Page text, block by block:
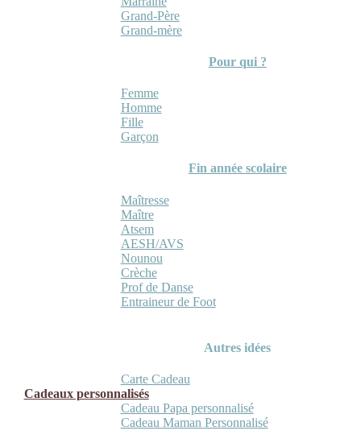
Grand-Père
Grand-mère
Pour qui ?
Femme
Homme
Fille
Garçon
Fin année scolaire
Maîtresse
Maître
Atsem
AESH/AVS
Nounou
Crèche
Prof de Danse
Entraineur de Foot
Autres idées
Carte Cadeau
Cadeaux personnalisés
Cadeau Papa personnalisé
Cadeau Maman Personnalisé